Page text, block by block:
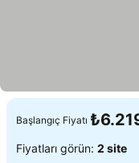
Başlangıç Fiyatı
Fiyatları görün: 2 site